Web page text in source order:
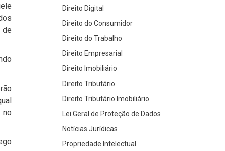
no
Direito Digital
Direito do Consumidor
Direito do Trabalho
Direito Empresarial
Direito Imobiliário
Direito Tributário
Direito Tributário Imobiliário
Lei Geral de Proteção de Dados
Notícias Jurídicas
Propriedade Intelectual